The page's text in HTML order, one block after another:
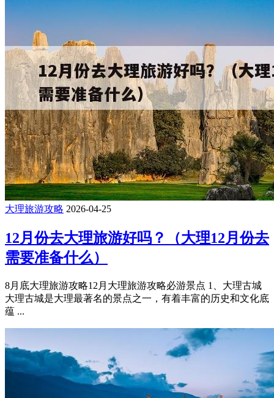
大理旅游攻略 2026-04-25
12月份去大理旅游好吗？（大理12月份去
需要准备什么）
8月底大理旅游攻略12月大理旅游攻略必游景点 1、大理古城
大理古城是大理最著名的景点之一，有着丰富的历史和文化底
蕴 ...